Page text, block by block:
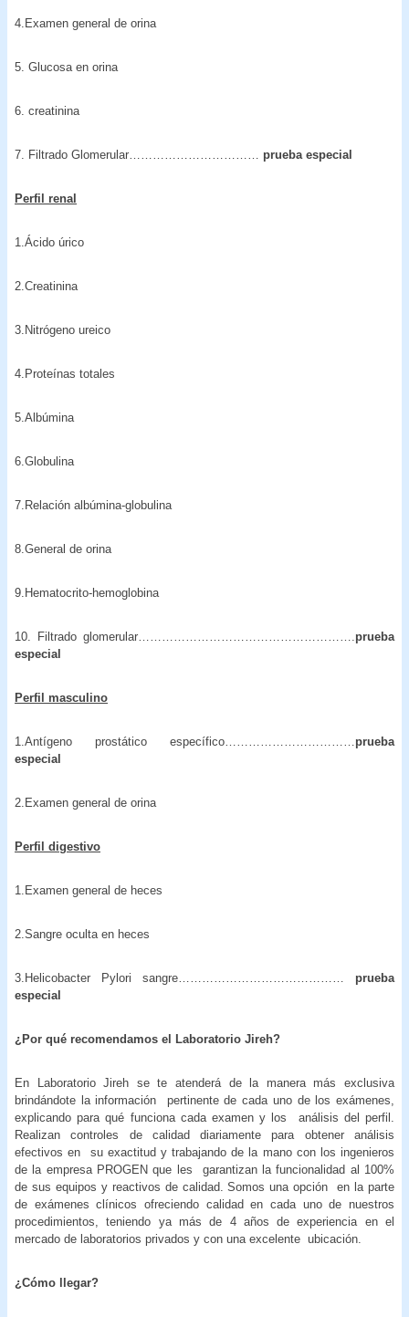
4.Examen general de orina
5. Glucosa en orina
6. creatinina
7. Filtrado Glomerular…………………………… prueba especial
Perfil renal
1.Ácido úrico
2.Creatinina
3.Nitrógeno ureico
4.Proteínas totales
5.Albúmina
6.Globulina
7.Relación albúmina-globulina
8.General de orina
9.Hematocrito-hemoglobina
10. Filtrado glomerular………………………………………………. prueba
especial
Perfil masculino
1.Antígeno prostático específico…………………………… prueba
especial
2.Examen general de orina
Perfil digestivo
1.Examen general de heces
2.Sangre oculta en heces
3.Helicobacter Pylori sangre…………………………………… prueba
especial
¿Por qué recomendamos el Laboratorio Jireh?
En Laboratorio Jireh se te atenderá de la manera más exclusiva
brindándote la información pertinente de cada uno de los exámenes,
explicando para qué funciona cada examen y los análisis del perfil.
Realizan controles de calidad diariamente para obtener análisis
efectivos en su exactitud y trabajando de la mano con los ingenieros
de la empresa PROGEN que les garantizan la funcionalidad al 100%
de sus equipos y reactivos de calidad. Somos una opción en la parte
de exámenes clínicos ofreciendo calidad en cada uno de nuestros
procedimientos, teniendo ya más de 4 años de experiencia en el
mercado de laboratorios privados y con una excelente ubicación.
¿Cómo llegar?